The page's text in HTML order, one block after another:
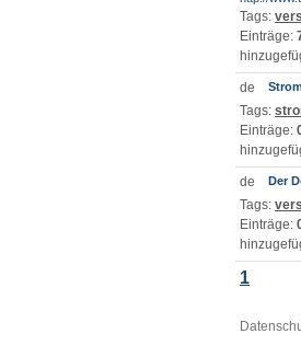
Tags:
Einträge:
Tags:
Einträge:
Der
Tags:
Einträge:
1